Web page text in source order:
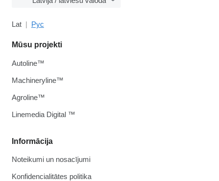
Lat Рус
Informācija
Noteikumi un nosacījumi
Konfidencialitātes politika
Mūsu projekti
Autoline™
Machineryline™
Agroline™
Linemedia Digital ™